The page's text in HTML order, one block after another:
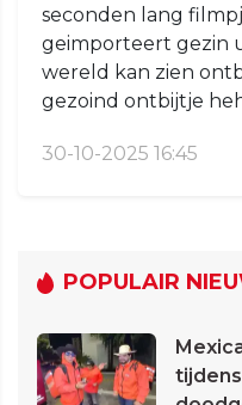
seconden lang
geimporteert gezin
wereld kan zien
gezoind ontbijtje
30-10-2025 16:45
POPULAIR